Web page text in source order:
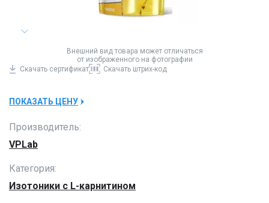
Внешний вид товара может отличаться
от изображенного на фотографии
Скачать сертификат Скачать штрих-код
ПОКАЗАТЬ ЦЕНУ
Производитель:
VPLab
Категория:
Изотоники с L-карнитином